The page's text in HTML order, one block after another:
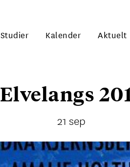
Studier Kalender Aktuelt
Elvelangs
21 sep